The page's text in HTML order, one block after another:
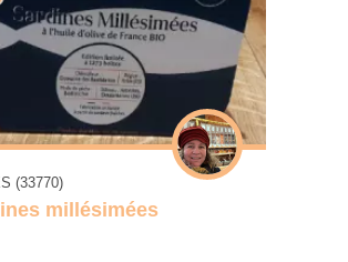
(33770)
millésimées